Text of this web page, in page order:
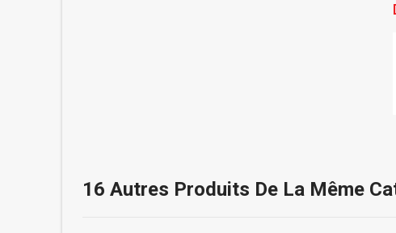
16 Autres Produits De La Même